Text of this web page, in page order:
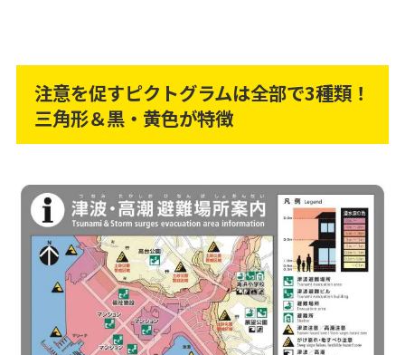
注意を促すピクトグラムは全部で3種類！
三角形＆黒・黄色が特徴